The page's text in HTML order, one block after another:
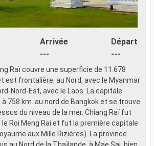
Arrivée
---
Départ
---
Raï couvre une superficie de 11.678
est frontalière, au Nord, avec le Myanmar
Nord-Est, avec le Laos. La capitale
758 km. au nord de Bangkok et se trouve
du niveau de la mer. Chiang Raï fut
Roi Meng Rai et fut la première capitale
aux Mille Rizières). La province